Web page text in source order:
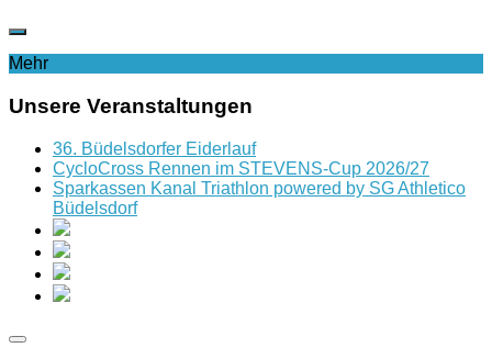
Mehr
Unsere Veranstaltungen
36. Büdelsdorfer Eiderlauf
CycloCross Rennen im STEVENS-Cup 2026/27
Sparkassen Kanal Triathlon powered by SG Athletico
Büdelsdorf